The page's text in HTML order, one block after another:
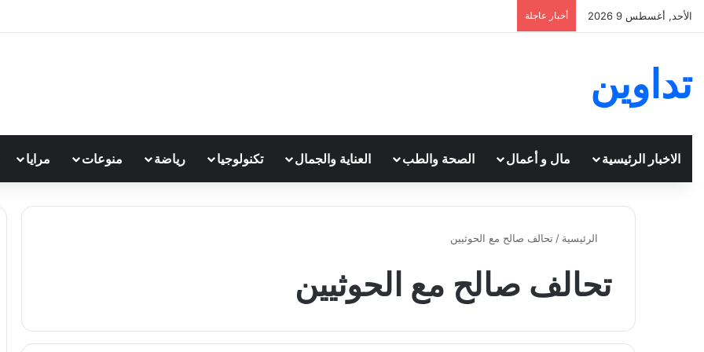
الأحد, أغسطس 9 2026 أخبار عاجلة
تداوين
الاخبار الرئيسية مال و أعمال الصحة والطب العناية والجمال تكنولوجيا رياضة منوعات مرايا
الرئيسية / تحالف صالح مع الحوثيين
تحالف صالح مع الحوثيين